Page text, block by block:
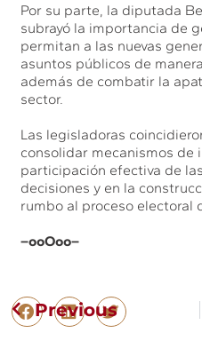
Por su parte, la diputada
subrayó la importancia de
permitan a las nuevas
asuntos públicos de
además de combatir la
sector.
Las legisladoras
consolidar mecanismos de
participación efectiva de
decisiones y en la
rumbo al proceso electoral
–ooOoo–
Previous